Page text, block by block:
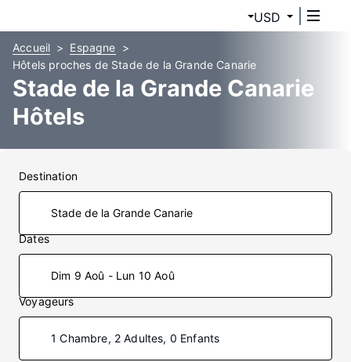
USD
Accueil
Espagne
Hôtels proches de Stade de la Grande Canarie
Stade de la Grande Canarie
Hôtels
Destination
Dates
Dim 9 Aoû - Lun 10 Aoû
Voyageurs
1 Chambre, 2 Adultes, 0 Enfants